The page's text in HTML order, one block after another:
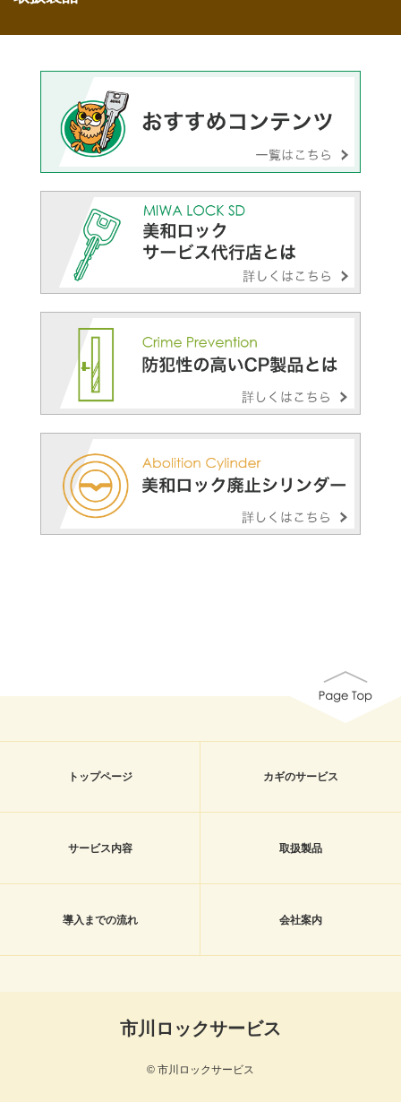
トップページ カギのサービス
サービス内容 取扱製品
導入までの流れ 会社案内
市川ロックサービス
© 市川ロックサービス